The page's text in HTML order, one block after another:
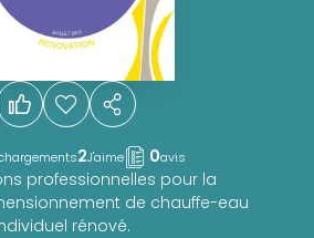
2J'aime 0avis
professionnelles pour la
de chauffe-eau
rénové.